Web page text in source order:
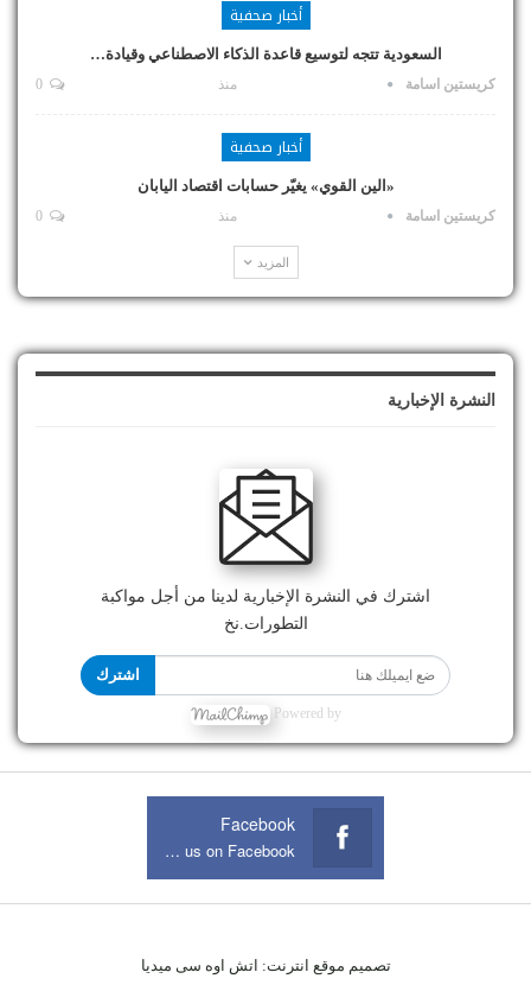
أخبار صحفية
السعودية تتجه لتوسيع قاعدة الذكاء الاصطناعي وقيادة…
كريستين اسامة منذ
أخبار صحفية
«الين القوي» يغيّر حسابات اقتصاد اليابان
كريستين اسامة منذ
المزيد
النشرة الإخبارية
اشترك في النشرة الإخبارية لدينا من أجل مواكبة
التطورات.نخ
اشترك
Powered by
Facebook
Join us on Facebook
تصميم موقع انترنت: اتش اوه سى ميديا